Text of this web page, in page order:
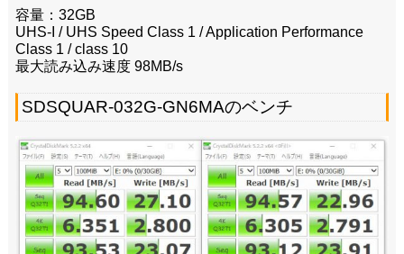
容量：32GB
UHS-I / UHS Speed Class 1 / Application Performance
Class 1 / class 10
最大読み込み速度 98MB/s
SDSQUAR-032G-GN6MAのベンチ